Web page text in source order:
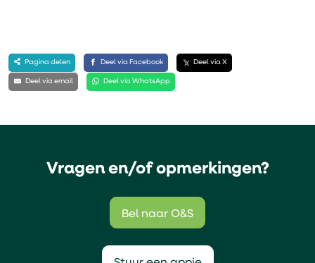
Pagina delen Deel via Facebook Deel via X
Deel via email Deel via WhatsApp
Vragen en/of opmerkingen?
Bel naar O&S